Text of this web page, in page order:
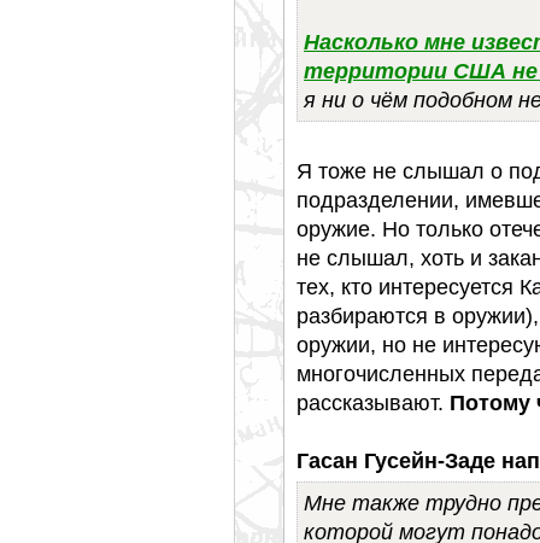
Насколько мне
территории США не
я ни о чём подобном
Я тоже не слышал о
подразделении,
оружие. Но только
не слышал, хоть и
тех, кто интересуется
разбираются в
оружии, но не
многочисленных
рассказывают. Потому
Гасан Гусейн-Заде
Мне также трудно
которой могут